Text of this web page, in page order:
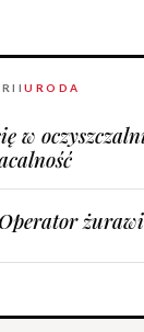
URODA
w